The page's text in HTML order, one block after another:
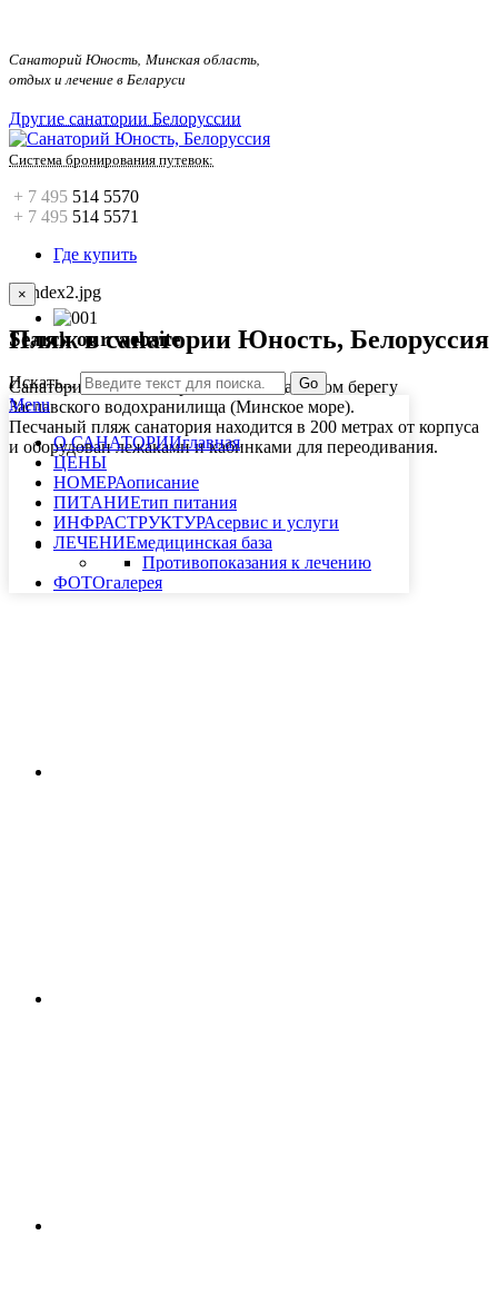
Санаторий Юность, Минская область,
отдых и лечение в Беларуси
Другие санатории Белоруссии
Система бронирования путевок:
+ 7 495 514 5570
+ 7 495 514 5571
Где купить
×
Search our website
Искать... Go
Menu
О САНАТОРИИглавная
ЦЕНЫ
НОМЕРАописание
ПИТАНИЕтип питания
ИНФРАСТРУКТУРАсервис и услуги
ЛЕЧЕНИЕмедицинская база
Противопоказания к лечению
ФОТОгалерея
Пляж в санатории Юность, Белоруссия
Санаторий «Юность» расположен на самом берегу
Заславского водохранилища (Минское море).
Песчаный пляж санатория находится в 200 метрах от корпуса
и оборудован лежаками и кабинками для переодивания.